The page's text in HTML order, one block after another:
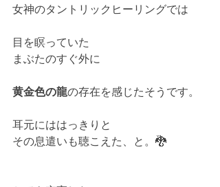
女神のタントリックヒーリングでは
目を瞑っていた
まぶたのすぐ外に
黄金色の龍の存在を感じたそうです。
耳元にははっきりと
その息遣いも聴こえた、と。🐉